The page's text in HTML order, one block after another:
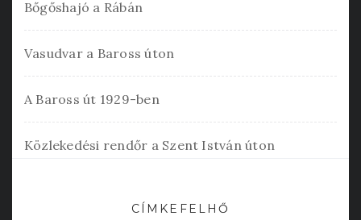
Bőgőshajó a Rábán
Vasudvar a Baross úton
A Baross út 1929-ben
Közlekedési rendőr a Szent István úton
CÍMKEFELHŐ